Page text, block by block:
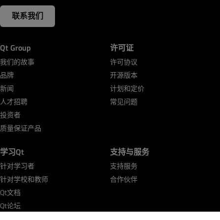
联系我们
Qt Group
我们的故事
品牌
新闻
人才招聘
投资者
质量保证产品
许可证
许可协议
开源版本
计划和定价
常见问题
学习Qt
针对学习者
针对学校和教师
Qt文档
Qt论坛
支持与服务
支持服务
合作伙伴